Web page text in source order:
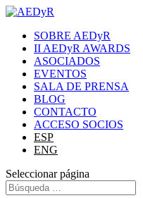
SOBRE AEDyR
II AEDyR AWARDS
ASOCIADOS
EVENTOS
SALA DE PRENSA
BLOG
CONTACTO
ACCESO SOCIOS
ESP
ENG
Seleccionar página